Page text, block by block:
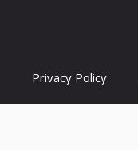
Privacy Policy